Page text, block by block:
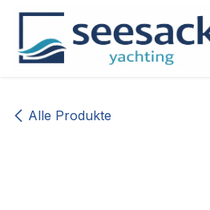
Zum Inhalt springen
Alle Produkte